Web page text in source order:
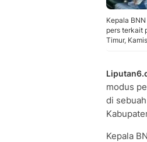
Kepala
pers terkait
Timur,
modus
di
Kepala